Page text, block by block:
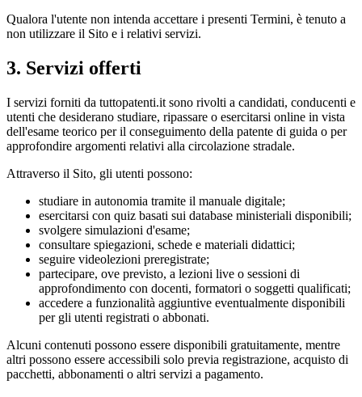
Qualora l'utente non intenda accettare i presenti Termini, è tenuto a
non utilizzare il Sito e i relativi servizi.
3. Servizi offerti
I servizi forniti da tuttopatenti.it sono rivolti a candidati, conducenti e
utenti che desiderano studiare, ripassare o esercitarsi online in vista
dell'esame teorico per il conseguimento della patente di guida o per
approfondire argomenti relativi alla circolazione stradale.
Attraverso il Sito, gli utenti possono:
studiare in autonomia tramite il manuale digitale;
esercitarsi con quiz basati sui database ministeriali disponibili;
svolgere simulazioni d'esame;
consultare spiegazioni, schede e materiali didattici;
seguire videolezioni preregistrate;
partecipare, ove previsto, a lezioni live o sessioni di
approfondimento con docenti, formatori o soggetti qualificati;
accedere a funzionalità aggiuntive eventualmente disponibili
per gli utenti registrati o abbonati.
Alcuni contenuti possono essere disponibili gratuitamente, mentre
altri possono essere accessibili solo previa registrazione, acquisto di
pacchetti, abbonamenti o altri servizi a pagamento.